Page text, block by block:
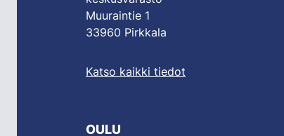
Muuraintie 1
33960 Pirkkala
Katso kaikki tiedot
OULU